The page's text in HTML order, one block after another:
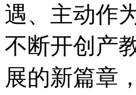
遇、主动作
不断开创产
展的新篇章